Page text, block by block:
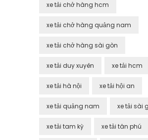
xe tải chở hàng hcm
xe tải chở hàng quảng nam
xe tải chở hàng sài gòn
xe tải duy xuyên xe tải hcm
xe tải hà nội xe tải hội an
xe tải quảng nam xe tải sài
xe tải tam kỳ xe tải tân phú